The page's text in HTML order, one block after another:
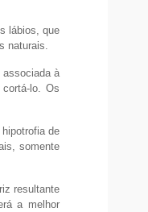
lábios, que
naturais.
associada à
lo. Os
de
somente
resultante
a melhor